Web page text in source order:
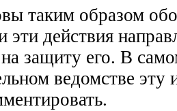
таким образом
эти действия
на защиту его. В
ведомстве